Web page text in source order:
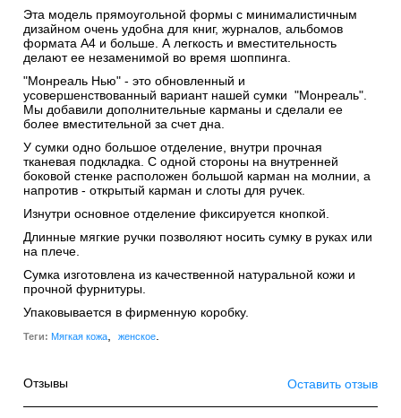
Эта модель прямоугольной формы с минималистичным
дизайном очень удобна для книг, журналов, альбомов
формата А4 и больше. А легкость и вместительность
делают ее незаменимой во время шоппинга.
"Монреаль Нью" - это обновленный и
усовершенствованный вариант нашей сумки "Монреаль".
Мы добавили дополнительные карманы и сделали ее
более вместительной за счет дна.
У сумки одно большое отделение, внутри прочная
тканевая подкладка. С одной стороны на внутренней
боковой стенке расположен большой карман на молнии, а
напротив - открытый карман и слоты для ручек.
Изнутри основное отделение фиксируется кнопкой.
Длинные мягкие ручки позволяют носить сумку в руках или
на плече.
Сумка изготовлена из качественной натуральной кожи и
прочной фурнитуры.
Упаковывается в фирменную коробку.
Теги: Мягкая кожа женское.
Отзывы Оставить отзыв